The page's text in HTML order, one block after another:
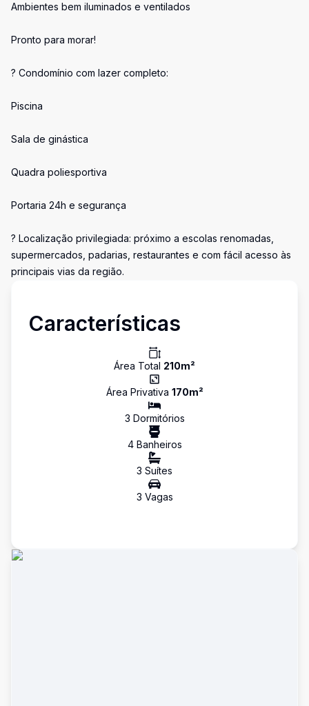
Ambientes bem iluminados e ventilados
Pronto para morar!
? Condomínio com lazer completo:
Piscina
Sala de ginástica
Quadra poliesportiva
Portaria 24h e segurança
? Localização privilegiada: próximo a escolas renomadas,
supermercados, padarias, restaurantes e com fácil acesso às
principais vias da região.
Características
Área Total 210m²
Área Privativa 170m²
3 Dormitórios
4Banheiros
3 Suítes
3 Vagas